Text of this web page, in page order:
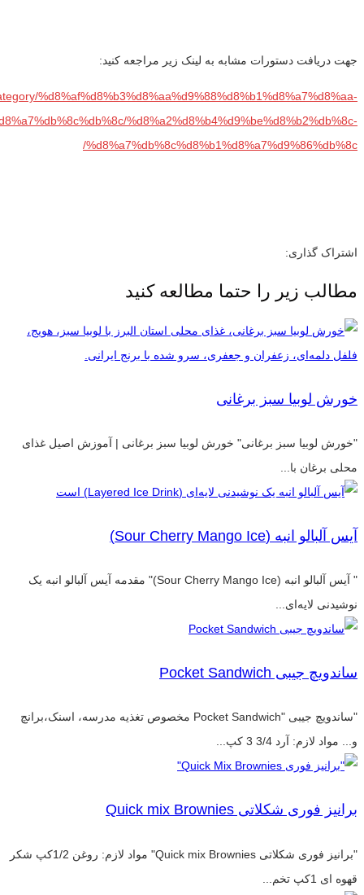
جهت دریافت دستورات مشابه به لینک زیر مراجعه کنید:
%d8%af%d8%b3%d8%aa%d9%88%d8%b1%d8%a7%d8%aa-
%d8%a2%d8%b4%d9%be%d8%b2%db%8c-
%d8%a7%db%8c%d8%b1%d8%a7%d9%86%db%8c/
اشتراک گذاری:
مطالب زیر را حتما مطالعه کنید
خورش لوبیا سبز برغانی
"خورش لوبیا سبز برغانی" خورش لوبیا سبز برغانی | آموزش اصیل غذای
محلی برغان با...
آیس آلبالو انبه (Sour Cherry Mango Ice)
" آیس آلبالو انبه (Sour Cherry Mango Ice)" مقدمه آیس آلبالو انبه یک
نوشیدنی لایه‌ای...
ساندویچ جیبی Pocket Sandwich
"ساندویچ جیبی "Pocket Sandwich مخصوص تغذیه مدرسه، اسنک،برانچ
و... مواد لازم: آرد 3/4 3 کپ...
برانیز فوری شکلاتی Quick mix Brownies
"برانیز فوری شکلاتی Quick mix Brownies" مواد لازم: روغن 1/2کپ شکر
قهوه ای 1کپ تخم...